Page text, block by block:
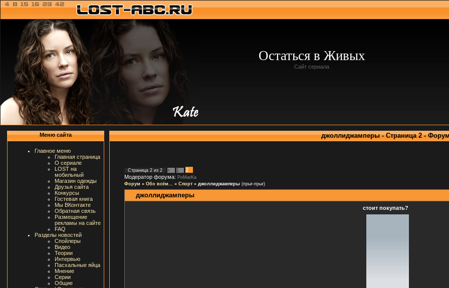
Остаться в Живых
Сайт сериала
Меню сайта
Главное меню
Главная страница
О сериале
LOST на
мобильный
Магазин одежды
Друзья сайта
Конкурсы
Гостевая книга
Мы ВКонтакте
Обратная связь
Размещение
рекламы на сайте
FAQ
Разделы новостей
Спойлеры
Видео
Теории
Интервью
Пасхальные яйца
Мнение
Серии
Общие
джоллиджамперы - Страница 2 -
Страница 2из 2 « 1
2
Модератор форума: PoMarKa
Форум » Обо всём... » Спорт » джоллиджамперы (прыг-прыг)
джоллиджамперы
стоит покупать?